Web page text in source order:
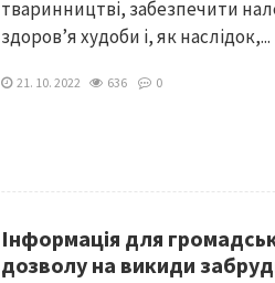
тваринництві, забезпечити
здоров’я худоби і, як наслідок,...
21. 10. 2022 636 0
Інформація для
дозволу на викиди